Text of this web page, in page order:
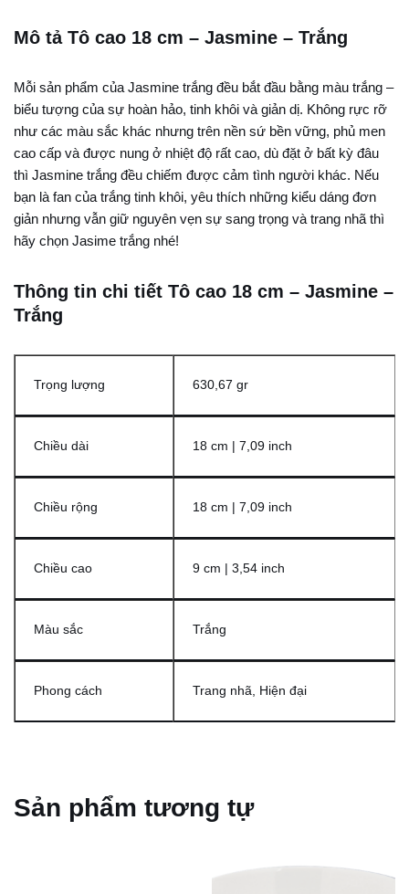
Mô tả Tô cao 18 cm – Jasmine – Trắng
Mỗi sản phẩm của Jasmine trắng đều bắt đầu bằng màu trắng –
biểu tượng của sự hoàn hảo, tinh khôi và giản dị. Không rực rỡ
như các màu sắc khác nhưng trên nền sứ bền vững, phủ men
cao cấp và được nung ở nhiệt độ rất cao, dù đặt ở bất kỳ đâu
thì Jasmine trắng đều chiếm được cảm tình người khác. Nếu
bạn là fan của trắng tinh khôi, yêu thích những kiểu dáng đơn
giản nhưng vẫn giữ nguyên vẹn sự sang trọng và trang nhã thì
hãy chọn Jasime trắng nhé!
Thông tin chi tiết Tô cao 18 cm – Jasmine –
Trắng
Trọng lượng 630,67 gr
Chiều dài 18 cm | 7,09 inch
Chiều rộng 18 cm | 7,09 inch
Chiều cao 9 cm | 3,54 inch
Màu sắc Trắng
Phong cách Trang nhã, Hiện đại
Sản phẩm tương tự